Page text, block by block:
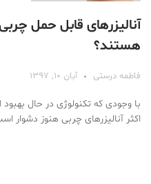
آنالیزرهای قابل حمل
هستند؟
فاطمه درستی آبان ۱۰, ۱۳۹۷
با وجودی که تکنولوژی در حال
اکثر آنالیزرهای چربی هنوز دشوار